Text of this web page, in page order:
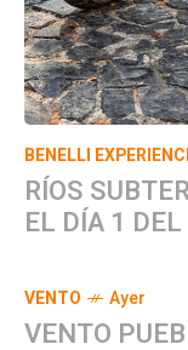
BENELLI
RÍOS
EL DÍA 1
VENTO Ayer
VENTO